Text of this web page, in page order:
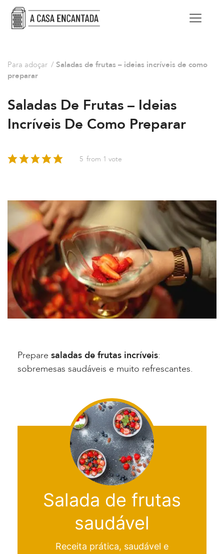
Para adoçar / Saladas de frutas – ideias incríveis de como
preparar
Saladas De Frutas – Ideias
Incríveis De Como Preparar
5 from 1 vote
Prepare saladas de frutas incríveis:
sobremesas saudáveis e muito refrescantes.
Salada de frutas
saudável
Receita prática, saudável e